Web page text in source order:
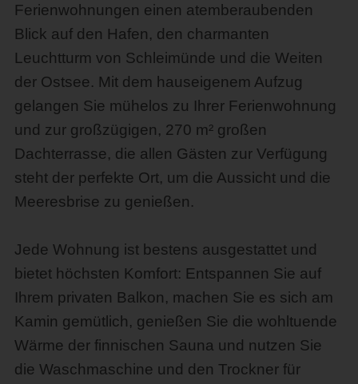
Ferienwohnungen einen atemberaubenden
Blick auf den Hafen, den charmanten
Leuchtturm von Schleimünde und die Weiten
der Ostsee. Mit dem hauseigenem Aufzug
gelangen Sie mühelos zu Ihrer Ferienwohnung
und zur großzügigen, 270 m² großen
Dachterrasse, die allen Gästen zur Verfügung
steht der perfekte Ort, um die Aussicht und die
Meeresbrise zu genießen.
Jede Wohnung ist bestens ausgestattet und
bietet höchsten Komfort: Entspannen Sie auf
Ihrem privaten Balkon, machen Sie es sich am
Kamin gemütlich, genießen Sie die wohltuende
Wärme der finnischen Sauna und nutzen Sie
die Waschmaschine und den Trockner für